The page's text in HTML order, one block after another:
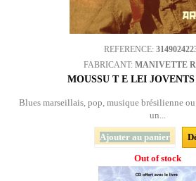
REFERENCE:
FABRICANT: MANIVETTE
MOUSSU T E LEI
Blues marseillais, pop, musique brésilienne
un...
Ajouter au panier
Out of stock